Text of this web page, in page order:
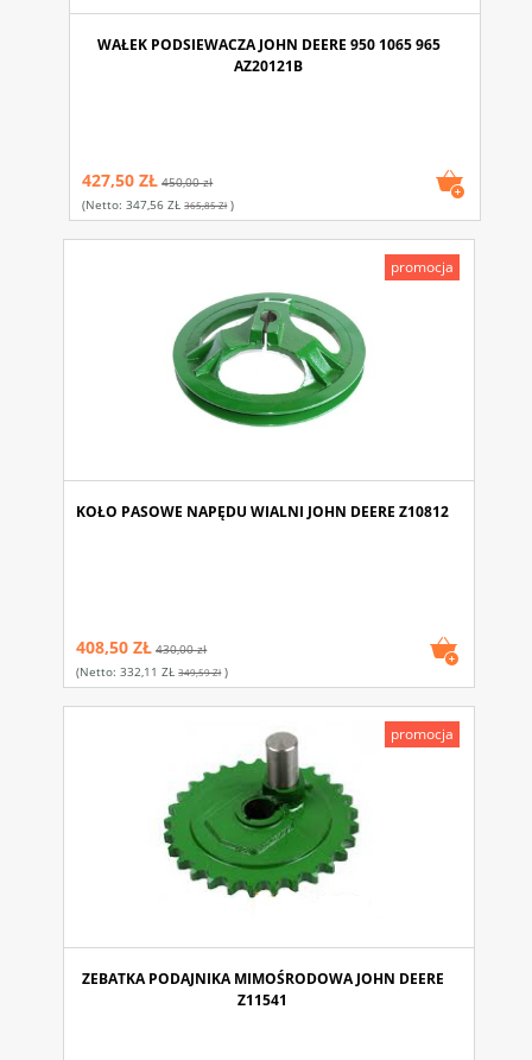
WAŁEK PODSIEWACZA JOHN DEERE 950 1065 965
AZ20121B
427,50 ZŁ 450,00 zł
(netto:347,56 ZŁ 365,85 Zł)
KOŁO PASOWE NAPĘDU WIALNI JOHN DEERE Z10812
408,50 ZŁ 430,00 zł
(netto:332,11 ZŁ 349,59 Zł)
promocja
ZEBATKA PODAJNIKA MIMOŚRODOWA JOHN DEERE
Z11541
promocja